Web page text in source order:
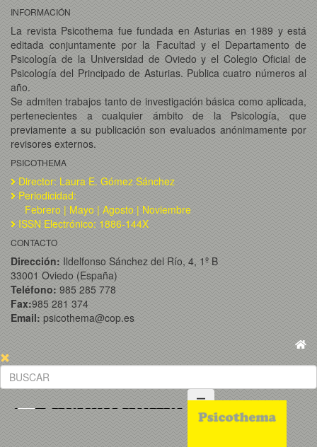
INFORMACIÓN
La revista Psicothema fue fundada en Asturias en 1989 y está
editada conjuntamente por la Facultad y el Departamento de
Psicología de la Universidad de Oviedo y el Colegio Oficial de
Psicología del Principado de Asturias. Publica cuatro números al
año.
Se admiten trabajos tanto de investigación básica como aplicada,
pertenecientes a cualquier ámbito de la Psicología, que
previamente a su publicación son evaluados anónimamente por
revisores externos.
PSICOTHEMA
Director: Laura E. Gómez Sánchez
Periodicidad:
Febrero | Mayo | Agosto | Noviembre
ISSN Electrónico: 1886-144X
CONTACTO
Dirección: Ildelfonso Sánchez del Río, 4, 1º B
33001 Oviedo (España)
Teléfono: 985 285 778
Fax:985 281 374
Email: psicothema@cop.es